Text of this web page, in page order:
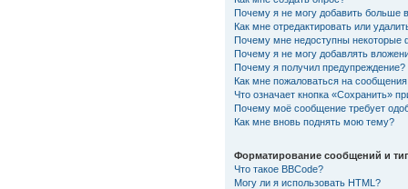
Почему я не могу добавить больше
Как мне отредактировать или
Почему мне недоступны некоторые
Почему я не могу добавлять
Почему я получил предупреждение?
Как мне пожаловаться на
Что означает кнопка «Сохранить»
Почему моё сообщение требует
Как мне вновь поднять мою тему?
Форматирование сообщений и
Что такое BBCode?
Могу ли я использовать HTML?